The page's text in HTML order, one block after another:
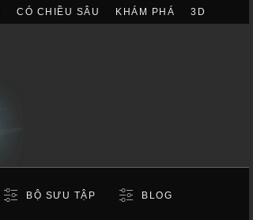
CÓ CHIỀU SÂU KHÁM PHÁ 3D
BỘ SƯU TẬP BLOG